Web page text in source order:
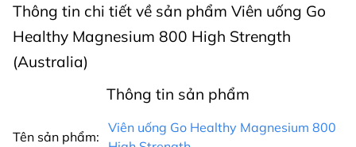
Thông tin chi tiết về sản phẩm Viên uống Go
Healthy Magnesium 800 High Strength
(Australia)
Thông tin sản phẩm
Tên sản phẩm:
Viên uống Go Healthy Magnesium 800